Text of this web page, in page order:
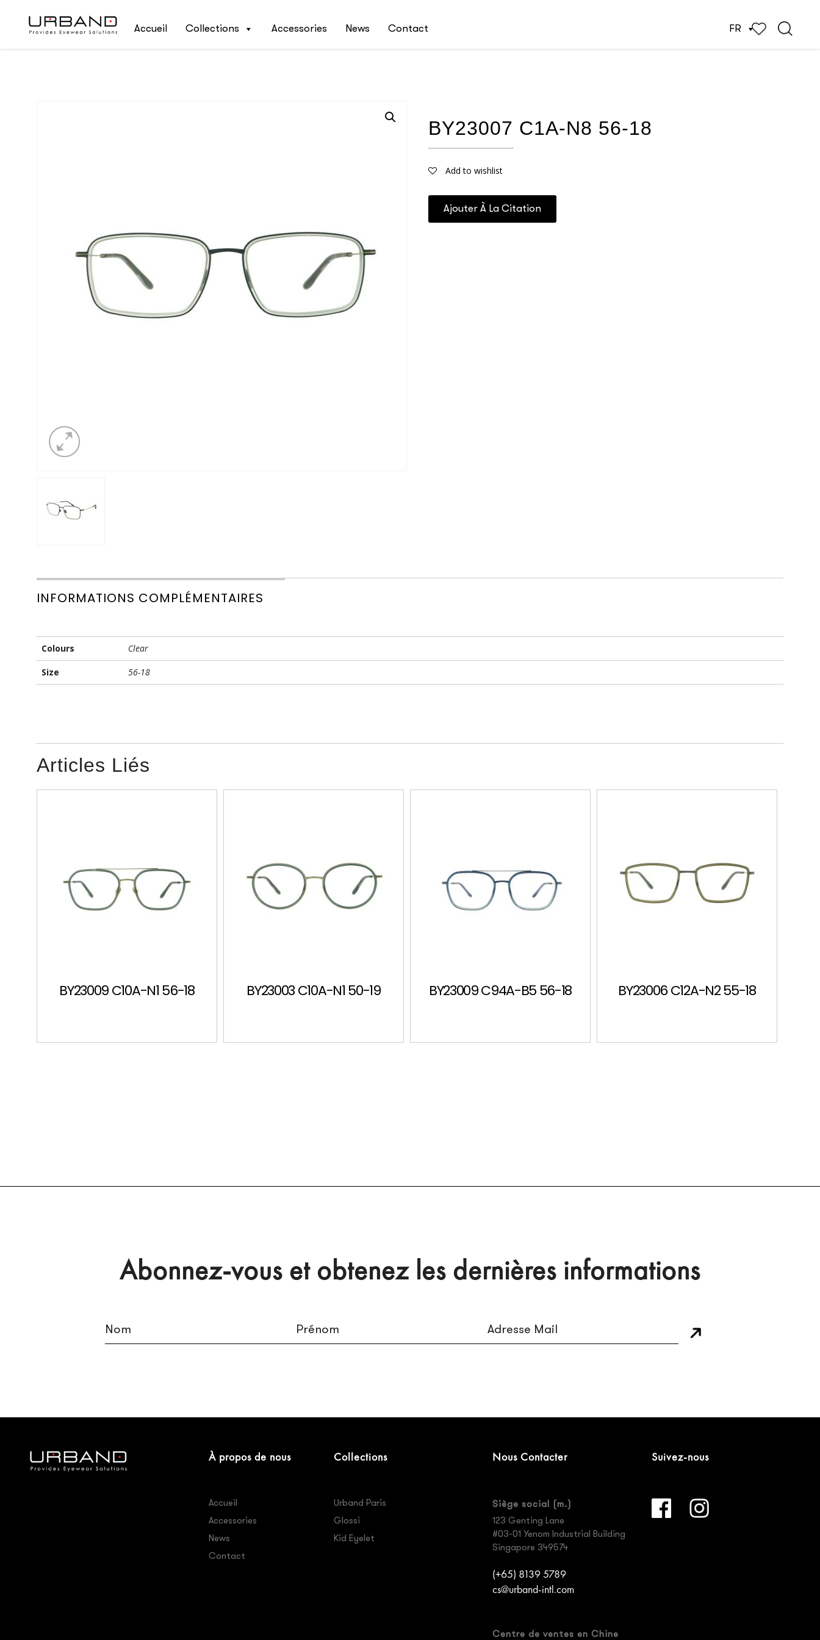
Accueil Collections Accessories News Contact FR
BY23007 C1A-N8 56-18
Add to wishlist
Ajouter À La Citation
INFORMATIONS COMPLÉMENTAIRES
Colours Clear
Size 56-18
Articles Liés
BY23009 C10A-N1 56-18 BY23003 C10A-N1 50-19 BY23009 C94A-B5 56-18 BY23006 C12A-N2 55-18
Abonnez-vous et obtenez les dernières informations
À propos de nous
Accueil
Accessories
News
Contact
Collections
Urband Paris
Glossi
Kid Eyelet
Nous Contacter
Siège social (m.)
123 Genting Lane
#03-01 Yenom Industrial Building
Singapore 349574
(+65) 8139 5789
cs@urband-intl.com
Centre de ventes en Chine
Suivez-nous